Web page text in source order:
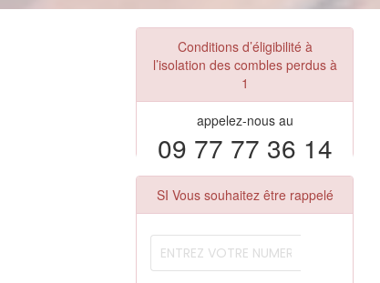
Conditions d’éligibilité à
l’isolation des combles perdus à
1
appelez-nous au
09 77 77 36 14
SI Vous souhaitez être rappelé